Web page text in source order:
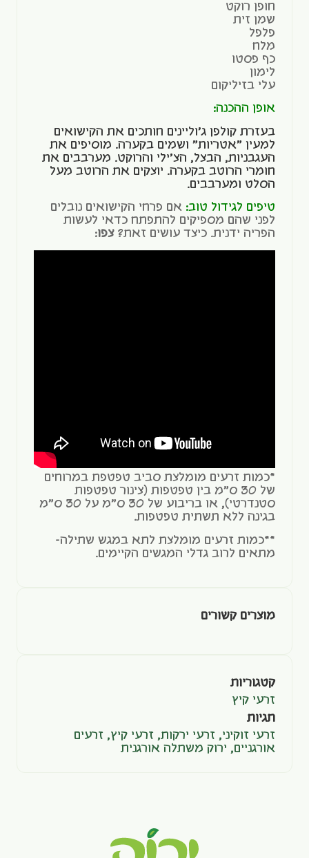
חופן רוקט
שמן זית
פלפל
מלח
כף פסטו
לימון
עלי בזיליקום
אופן ההכנה:
בעזרת קולפן ג'וליינים חותכים את הקישואים
למעין "אטריות" ושמים בקערה. מוסיפים את
העגבניות, הבצל, הצ'ילי והרוקט. מערבבים את
חומרי הרוטב בקערה. יוצקים את הרוטב מעל
הסלט ומערבבים.
טיפים לגידול טוב: אם פרחי הקישואים נובלים
לפני שהם מספיקים להתפתח כדאי לעשות
הפריה ידנית. כיצד עושים זאת?צפו:
*כמות זרעים מומלצת סביב טפטפת במרוחים
של 30 ס"מ בין טפטפות (צינור טפטפות
סטנדרטי), או בריבוע של 30 ס"מ על 30 ס"מ
בגינה ללא תשתית טפטפות.
**כמות זרעים מומלצת לתא במגש שתילה-
מתאים לרוב גדלי המגשים הקיימים.
מוצרים קשורים
קטגוריות
זרעי קיץ
תגיות
זרעי זוקיני, זרעי ירקות, זרעי קיץ, זרעים
אורגניים, ירוק משתלה אורגנית